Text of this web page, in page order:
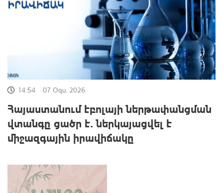
14:54 07 Օգս, 2026
Հայաստանում էբոլայի ներթափանցման
վտանգը ցածր է․ ներկայացվել է
միջազգային իրավիճակը